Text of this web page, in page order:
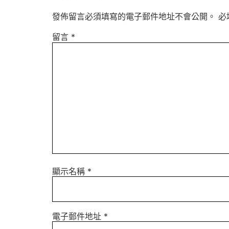
發佈留言必須填寫的電子郵件地址不會公開。 必
留言 *
顯示名稱 *
電子郵件地址 *